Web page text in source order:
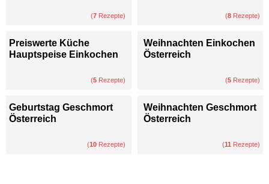
(7 Rezepte) (8 Rezepte)
Preiswerte Küche
Hauptspeise Einkochen
(5 Rezepte)
Weihnachten Einkochen
Österreich
(5 Rezepte)
Geburtstag Geschmort
Österreich
(10 Rezepte)
Weihnachten Geschmort
Österreich
(11 Rezepte)